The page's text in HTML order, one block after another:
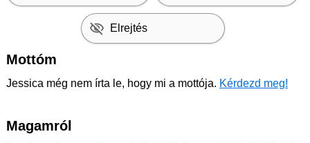
Elrejtés
Mottóm
Jessica még nem írta le, hogy mi a mottója. Kérdezd meg!
Magamról